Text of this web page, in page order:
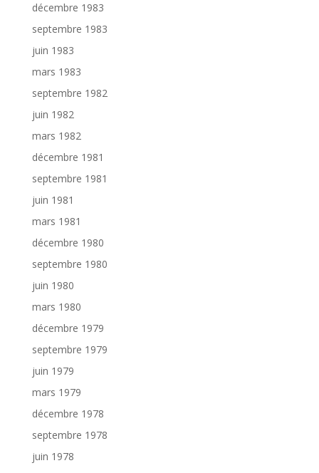
décembre 1983
septembre 1983
juin 1983
mars 1983
septembre 1982
juin 1982
mars 1982
décembre 1981
septembre 1981
juin 1981
mars 1981
décembre 1980
septembre 1980
juin 1980
mars 1980
décembre 1979
septembre 1979
juin 1979
mars 1979
décembre 1978
septembre 1978
juin 1978